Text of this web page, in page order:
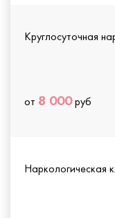
Круглосуточная
от 8 000руб
Наркологическая